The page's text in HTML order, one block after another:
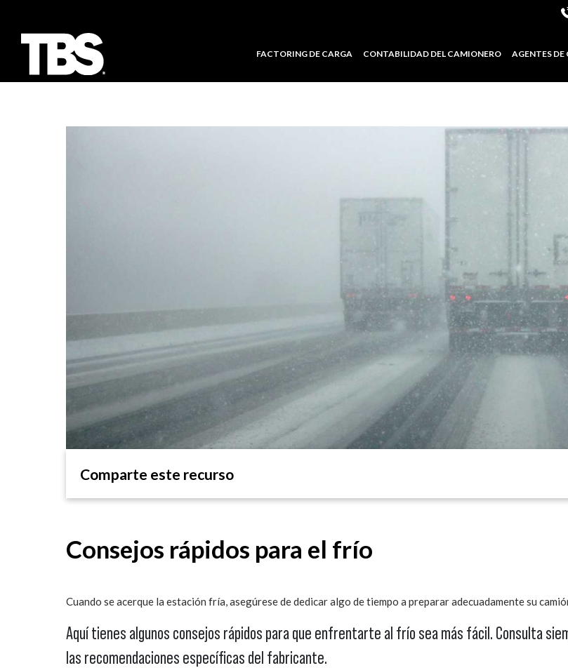
FACTORING DE CARGA CONTABILIDAD DEL CAMIONERO AGENTES DE
Comparte este recurso
Consejos rápidos para el frío
Cuando se acerque la estación fría, asegúrese de dedicar algo de tiempo a preparar adecuadamente su
Aquí tienes algunos consejos rápidos para que enfrentarte al frío sea más fácil. Consulta
las recomendaciones específicas del fabricante.